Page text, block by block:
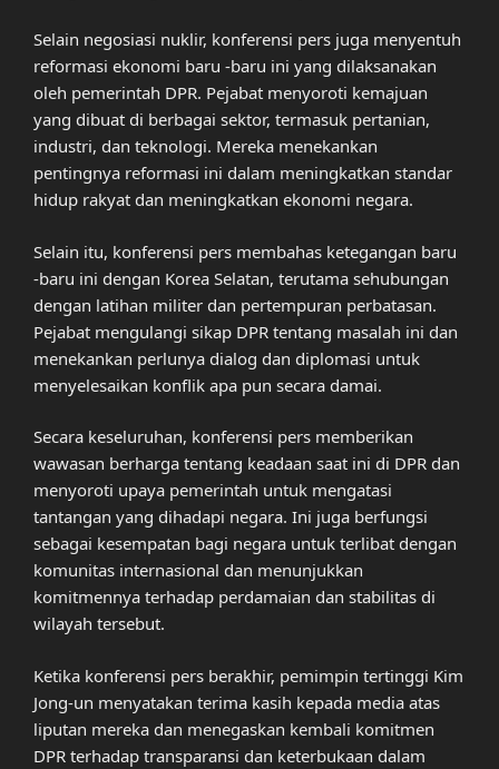
Selain negosiasi nuklir, konferensi pers juga menyentuh
reformasi ekonomi baru -baru ini yang dilaksanakan
oleh pemerintah DPR. Pejabat menyoroti kemajuan
yang dibuat di berbagai sektor, termasuk pertanian,
industri, dan teknologi. Mereka menekankan
pentingnya reformasi ini dalam meningkatkan standar
hidup rakyat dan meningkatkan ekonomi negara.
Selain itu, konferensi pers membahas ketegangan baru
-baru ini dengan Korea Selatan, terutama sehubungan
dengan latihan militer dan pertempuran perbatasan.
Pejabat mengulangi sikap DPR tentang masalah ini dan
menekankan perlunya dialog dan diplomasi untuk
menyelesaikan konflik apa pun secara damai.
Secara keseluruhan, konferensi pers memberikan
wawasan berharga tentang keadaan saat ini di DPR dan
menyoroti upaya pemerintah untuk mengatasi
tantangan yang dihadapi negara. Ini juga berfungsi
sebagai kesempatan bagi negara untuk terlibat dengan
komunitas internasional dan menunjukkan
komitmennya terhadap perdamaian dan stabilitas di
wilayah tersebut.
Ketika konferensi pers berakhir, pemimpin tertinggi Kim
Jong-un menyatakan terima kasih kepada media atas
liputan mereka dan menegaskan kembali komitmen
DPR terhadap transparansi dan keterbukaan dalam